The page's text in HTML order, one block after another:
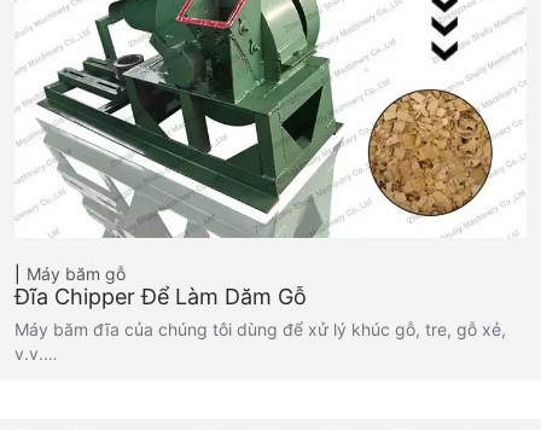
Máy băm gỗ
Đĩa Chipper Để Làm Dăm Gỗ
Máy băm đĩa của chúng tôi dùng để xử lý khúc gỗ, tre, gỗ xẻ,
v.v.…